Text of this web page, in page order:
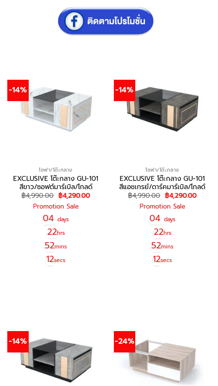
-14%
โซฟา/โต๊ะกลาง
EXCLUSIVE โต๊ะกลาง GU-101
สีขาว/ซอฟต์มาร์เบิล/โกลด์
฿4,990.00 Original
price
was:
฿4,990.00.
฿4,290.00Current
Promotion Sale
04 days
22hrs
52mins
12secs
-14%
โซฟา/โต๊ะกลาง
EXCLUSIVE โต๊ะกลาง GU-101
สีแอชเกรย์/ดาร์คมาร์เบิล/โกลด์
฿4,990.00 Original
price
was:
฿4,990.00.
฿4,290.00
Promotion Sale
04 days
22hrs
52mins
12secs
-14% -24%